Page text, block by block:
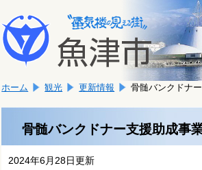
文
へ
移
ま
す。
こ
か
文
ホーム 観光 更新情報 骨髄バンクドナ
骨髄バンクドナー支援助成事
2024年6月28日更新